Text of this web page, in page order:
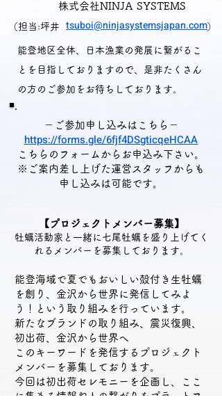
株式会社NINJA SYSTEMS
tsuboi@ninjasystemsjapan.com
（担当:坪井 ）
能登地区全体、日本漁業の発展に繋がるこ
とを目指しておりますので、是非たくさん
の方のご参加をお待ちしております。
－ご参加申し込みはこちら－
こちらのフォームからお申込み下さい。
​※ご案内差し上げた運営スタッフからも
申し込みは可能です。
https://forms.gle/6fjf4DSgticqeHCAA
​​​【プロジェクトメンバー募集】​
牡蠣活動家と一緒に七尾牡蠣を盛り上げてく
れるメンバーを募集しております。
​​​能登海域で夏でもおいしい殻付き生牡蠣
を創り、金沢から世界に発信してみよ
う！という取り組みを行っています。
新たなブランドの取り組み、震災復興、
初出荷、金沢から世界へ
このキーワードを発信するプロジェクト
メンバーを募集しております。
​今回は初出荷セレモニーを企画し、ここ
に集まる情報や人の繋がりをプラットフ